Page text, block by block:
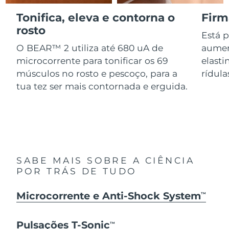
Tonifica, eleva e contorna o
rosto
O BEAR™ 2 utiliza até 680 uA de
microcorrente para tonificar os 69
músculos no rosto e pescoço, para a
tua tez ser mais contornada e erguida.
Está
SABE MAIS SOBRE A CIÊNCIA
POR TRÁS DE TUDO
Microcorrente e Anti-Shock SystemTM
Pulsações T-SonicTM
Serum
For healthy hair
issa™ Teeth Whitening Gel
18% PAP
Cosméticos
Comprar todos
Israel Entrega prevista 13/08/2026
Itália Entrega prevista 09/08/2026
Japão Entrega prevista12/08/2026
Letônia Entrega prevista
Líbano Entrega prevista 10/08/2026